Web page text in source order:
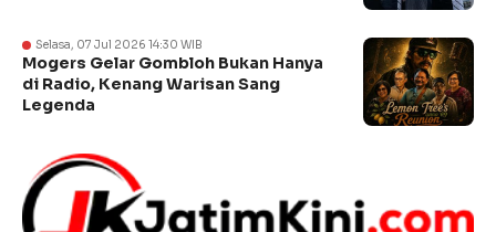
Selasa, 07 Jul 2026 14:30 WIB
Mogers Gelar Gombloh Bukan Hanya
di Radio, Kenang Warisan Sang
Legenda